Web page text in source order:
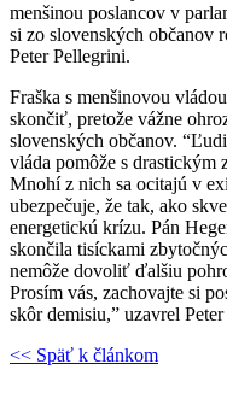
menšinou poslancov v
si zo slovenských občanov
Peter Pellegrini.
Fraška s menšinovou
skončiť, pretože vážne
slovenských občanov.
vláda pomôže s drastickým
Mnohí z nich sa ocitajú v
ubezpečuje, že tak, ako
energetickú krízu. Pán
skončila tisíckami
nemôže dovoliť ďalšiu
Prosím vás, zachovajte si
skôr demisiu,” uzavrel
<< Späť k článkom